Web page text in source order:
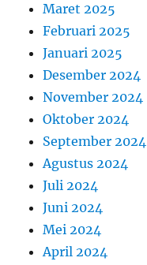
Maret 2025
Februari 2025
Januari 2025
Desember 2024
November 2024
Oktober 2024
September 2024
Agustus 2024
Juli 2024
Juni 2024
Mei 2024
April 2024